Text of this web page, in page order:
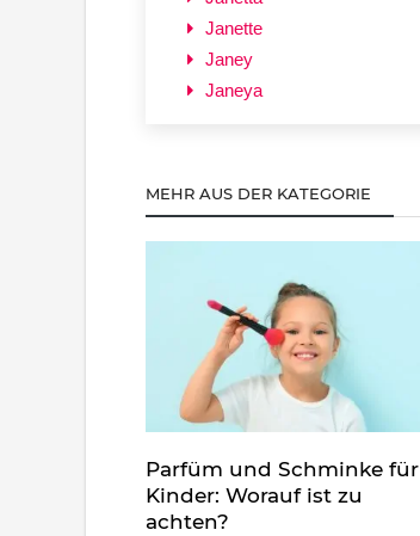
Janette
Janey
Janeya
MEHR AUS DER KATEGORIE
Parfüm und Schminke für
Kinder: Worauf ist zu
achten?